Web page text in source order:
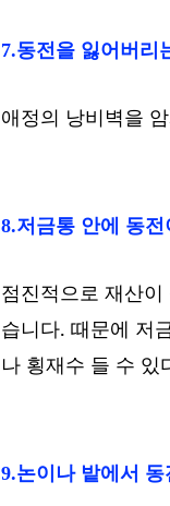
7.동전을 잃어버리
애정의 낭비벽을
8.저금통 안에 동
점진적으로 재산
습니다. 때문에 저
나 횡재수 들 수 있
9.논이나 밭에서